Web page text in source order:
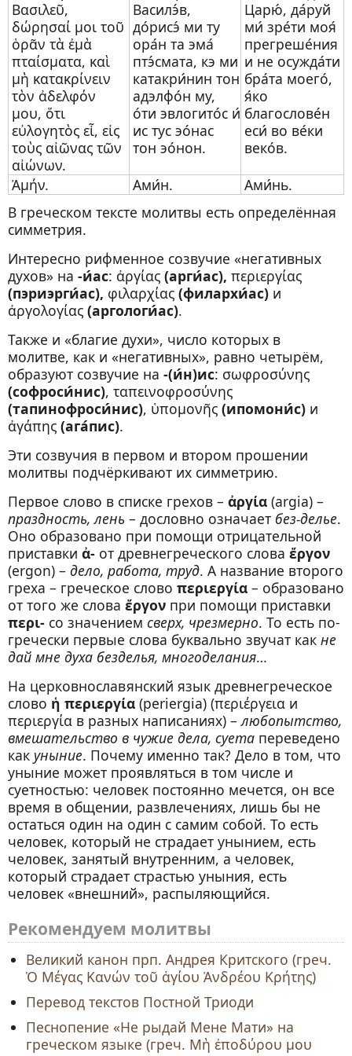
Βασιλεῦ,
δώρησαί μοι τοῦ
ὁρᾶν τὰ ἐμὰ
πταίσματα, καὶ
μὴ κατακρίνειν
τὸν ἀδελφόν
μου, ὅτι
εὐλογητὸς εἶ, εἰς
τοὺς αἰῶνας τῶν
αἰώνων.
Василэ́в,
до́рисэ́ ми ту
ора́н та эма́
птэ́смата, кэ ми
катакри́нин тон
адэлфо́н му,
о́ти эвлогито́с и́
ис тус эо́нас
тон эо́нон.
Царю́, да́руй
ми́ зре́ти моя́
прегреше́ния
и не осужда́ти
бра́та моего́,
я́ко
благослове́н
еси́ во ве́ки
веко́в.
Ἀμήν.
Ами́н.
Ами́нь.
В греческом тексте молитвы есть определённая
симметрия.
Интересно рифменное созвучие «негативных
духов» на -и́ас: ἀργίας (арги́ас), περιεργίας
(пэриэрги́ас), φιλαρχίας (филархи́ас) и
ἀργολογίας (аргологи́ас).
Также и «благие духи», число которых в
молитве, как и «негативных», равно четырём,
образуют созвучие на -(и́н)ис: σωφροσύνης
(софроси́нис), ταπεινοφροσύνης
(тапинофроси́нис), ὑπομονῆς (ипомони́с) и
ἀγάπης (ага́пис).
Эти созвучия в первом и втором прошении
молитвы подчёркивают их симметрию.
Первое слово в списке грехов – ἀργία (argia) –
праздность, лень – дословно означает без-делье.
Оно образовано при помощи отрицательной
приставки ἀ- от древнегреческого слова ἔργον
(ergon) – дело, работа, труд. А название второго
греха – греческое слово περιεργία – образовано
от того же слова ἔργον при помощи приставки
περι- со значением сверх, чрезмерно. То есть по-
гречески первые слова буквально звучат как не
дай мне духа безделья, многоделания…
На церковнославянский язык древнегреческое
слово ἡ περιεργία (periergia) (περιέργεια и
περιεργία в разных написаниях) –любопытство,
вмешательство в чужие дела, суета переведено
как уныние. Почему именно так? Дело в том, что
уныние может проявляться в том числе и
суетностью: человек постоянно мечется, он все
время в общении, развлечениях, лишь бы не
остаться один на один с самим собой. То есть
человек, который не страдает унынием, есть
человек, занятый внутренним, а человек,
который страдает страстью уныния, есть
человек «внешний», распыляющийся.
Рекомендуем молитвы
Великий канон прп. Андрея Критского (греч.
Ὁ Μέγας Κανών τοῦ ἁγίου Ἀνδρέου Κρήτης)
Перевод текстов Постной Триоди
Песнопение «Не рыдай Мене Мати» на
греческом языке (греч. Μὴ ἐποδύρου μου